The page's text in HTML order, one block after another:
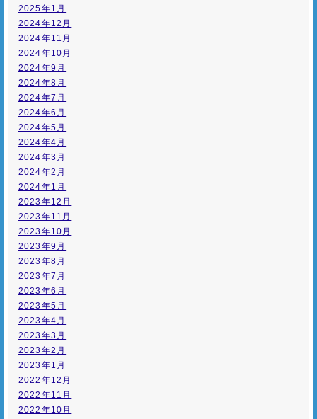
2025年1月
2024年12月
2024年11月
2024年10月
2024年9月
2024年8月
2024年7月
2024年6月
2024年5月
2024年4月
2024年3月
2024年2月
2024年1月
2023年12月
2023年11月
2023年10月
2023年9月
2023年8月
2023年7月
2023年6月
2023年5月
2023年4月
2023年3月
2023年2月
2023年1月
2022年12月
2022年11月
2022年10月